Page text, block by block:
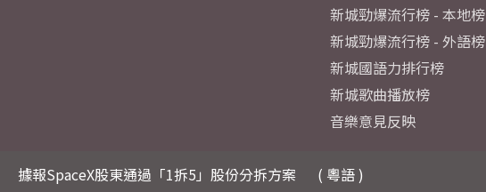
據報SpaceX股東通過「1拆5」股份分拆方案
( 粵語 )
新城勁爆流行榜 - 本地榜
新城勁爆流行榜 - 外語榜
新城國語力排行榜
新城歌曲播放榜
音樂意見反映